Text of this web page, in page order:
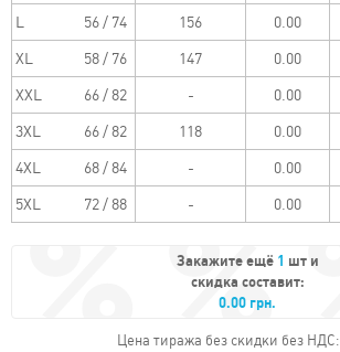
L 56 / 74 0.00
XL 58 / 76 0.00
XXL 66 / 82 0.00
3XL 66 / 82 0.00
4XL 68 / 84 0.00
5XL 72 / 88 0.00
Закажите ещё 1 шт и
скидка составит:
0.00 грн.
Цена тиража без скидки без НДС: